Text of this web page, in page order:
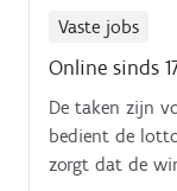
Vaste jobs
Online sinds
De taken zijn
bedient de
zorgt dat de